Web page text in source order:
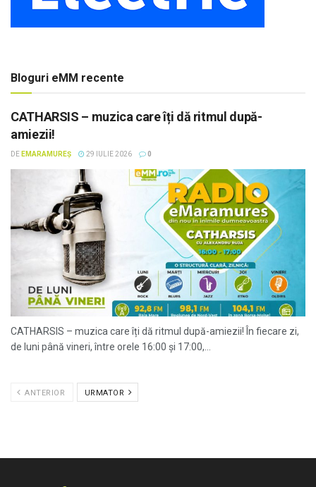
Bloguri eMM recente
CATHARSIS – muzica care îți dă ritmul după-
amiezii!
DE EMARAMUREȘ 29 IULIE 2026 0
CATHARSIS – muzica care îți dă ritmul după-amiezii! În fiecare zi,
de luni până vineri, între orele 16:00 și 17:00,...
ANTERIOR URMATOR